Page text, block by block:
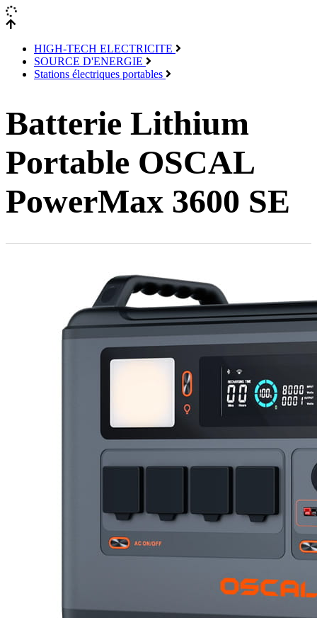
HIGH-TECH ELECTRICITE
SOURCE D'ENERGIE
Stations électriques portables
Batterie Lithium
Portable OSCAL
PowerMax 3600 SE